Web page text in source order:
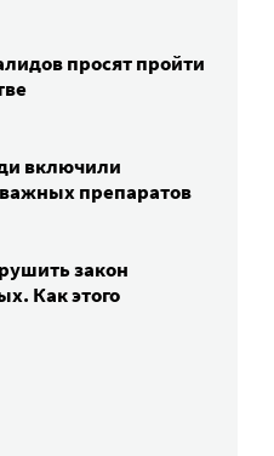
просят пройти
включили
препаратов
закон
Как этого